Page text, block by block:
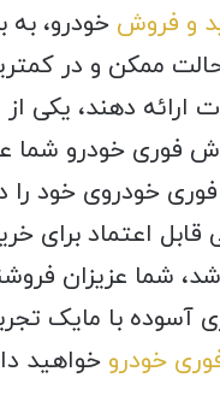
و فروش خودرو،
ممکن و در
ارائه دهند، یکی
فوری خودرو شما
خودروی خود را
قابل اعتماد برای
شما عزیزان
آسوده با مایک
خودرو خواهید